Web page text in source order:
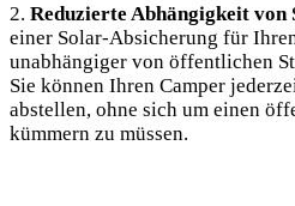
2. Reduzierte Abhängigkeit von⁤
einer Solar-Absicherung für
unabhängiger von ‍öffentlichen
Sie können Ihren ⁣Camper
abstellen, ohne sich um einen
kümmern zu müssen.